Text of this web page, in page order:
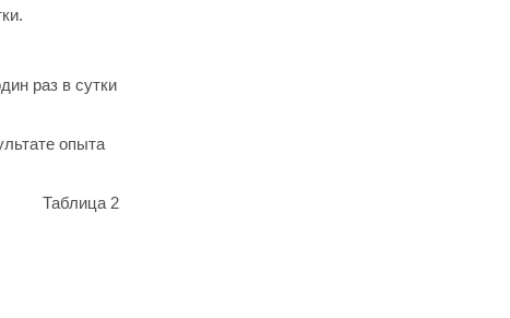
раз в сутки
опыта
Таблица 2